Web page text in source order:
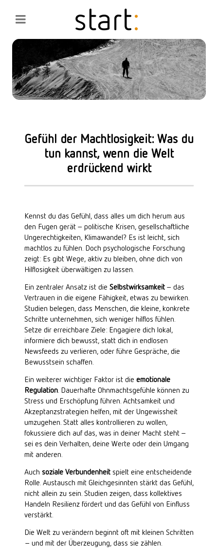
Gefühl der Machtlosigkeit: Was du
tun kannst, wenn die Welt
erdrückend wirkt
Kennst du das Gefühl, dass alles um dich herum aus
den Fugen gerät – politische Krisen, gesellschaftliche
Ungerechtigkeiten, Klimawandel? Es ist leicht, sich
machtlos zu fühlen. Doch psychologische Forschung
zeigt: Es gibt Wege, aktiv zu bleiben, ohne dich von
Hilflosigkeit überwältigen zu lassen.
Ein zentraler Ansatz ist die Selbstwirksamkeit – das
Vertrauen in die eigene Fähigkeit, etwas zu bewirken.
Studien belegen, dass Menschen, die kleine, konkrete
Schritte unternehmen, sich weniger hilflos fühlen.
Setze dir erreichbare Ziele: Engagiere dich lokal,
informiere dich bewusst, statt dich in endlosen
Newsfeeds zu verlieren, oder führe Gespräche, die
Bewusstsein schaffen.
Ein weiterer wichtiger Faktor ist die emotionale
Regulation. Dauerhafte Ohnmachtsgefühle können zu
Stress und Erschöpfung führen. Achtsamkeit und
Akzeptanzstrategien helfen, mit der Ungewissheit
umzugehen. Statt alles kontrollieren zu wollen,
fokussiere dich auf das, was in deiner Macht steht –
sei es dein Verhalten, deine Werte oder dein Umgang
mit anderen.
Auch soziale Verbundenheit spielt eine entscheidende
Rolle. Austausch mit Gleichgesinnten stärkt das Gefühl,
nicht allein zu sein. Studien zeigen, dass kollektives
Handeln Resilienz fördert und das Gefühl von Einfluss
verstärkt.
Die Welt zu verändern beginnt oft mit kleinen Schritten
– und mit der Überzeugung, dass sie zählen.